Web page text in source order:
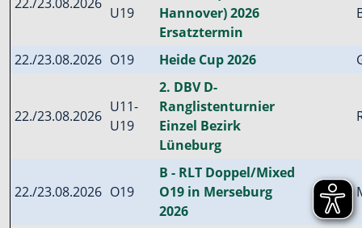
U19
Hannover) 2026
Ersatztermin
22./23.08.2026 O19 Heide Cup 2026
22./23.08.2026
U11-
U19
2. DBV D-
Ranglistenturnier
Einzel Bezirk
Lüneburg
22./23.08.2026 O19
B - RLT Doppel/Mixed
O19 in Merseburg
2026